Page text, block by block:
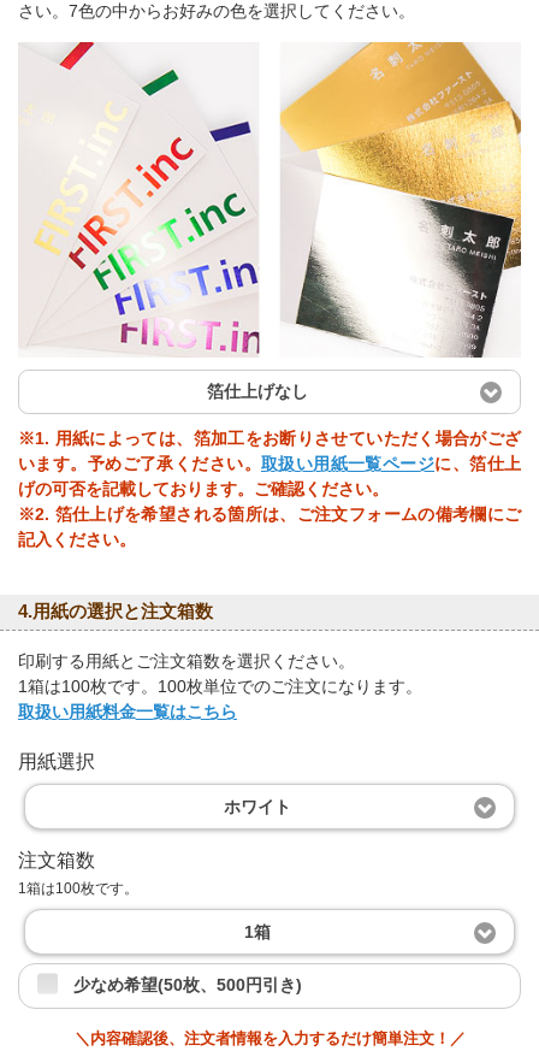
さい。7色の中からお好みの色を選択してください。
箔仕上げなし
※1. 用紙によっては、箔加工をお断りさせていただく場合がござ
います。予めご了承ください。 取扱い用紙一覧ページに、箔仕上
げの可否を記載しております。ご確認ください。
※2. 箔仕上げを希望される箇所は、ご注文フォームの備考欄にご
記入ください。
4.用紙の選択と注文箱数
印刷する用紙とご注文箱数を選択ください。
1箱は100枚です。100枚単位でのご注文になります。
取扱い用紙料金一覧はこちら
用紙選択
ホワイト
注文箱数
1箱は100枚です。
1箱
少なめ希望(50枚、500円引き)
＼内容確認後、注文者情報を入力するだけ簡単注文！／